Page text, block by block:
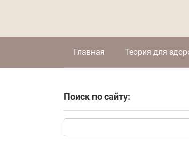
Главная Теория для
Поиск по сайту: